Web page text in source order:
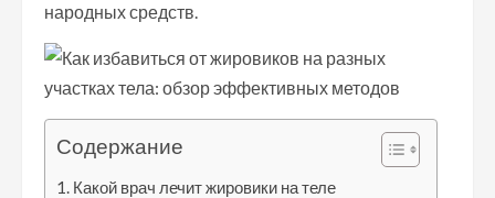
народных средств.
Содержание
Какой врач лечит жировики на теле